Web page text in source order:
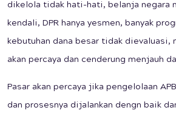
dikelola tidak hati-hati, belanja negara
kendali, DPR hanya yesmen, banyak
kebutuhan dana besar tidak dievaluasi,
akan percaya dan cenderung menjauh
Pasar akan percaya jika pengelolaan
dan prosesnya dijalankan dengn baik